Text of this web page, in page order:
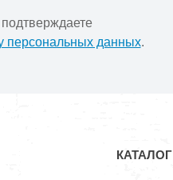
персональных данных.
КАТАЛОГ